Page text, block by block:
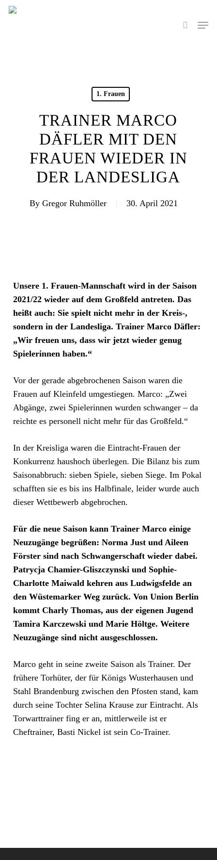
Skip
search
Menu
1. Frauen
TRAINER MARCO
DÄFLER MIT DEN
FRAUEN WIEDER IN
DER LANDESLIGA
By Gregor Ruhmöller 30. April 2021
Unsere 1. Frauen-Mannschaft wird in der Saison
2021/22 wieder auf dem Großfeld antreten. Das
heißt auch: Sie spielt nicht mehr in der Kreis-,
sondern in der Landesliga. Trainer Marco Däfler:
„Wir freuen uns, dass wir jetzt wieder genug
Spielerinnen haben.“
Vor der gerade abgebrochenen Saison waren die
Frauen auf Kleinfeld umgestiegen. Marco: „Zwei
Abgänge, zwei Spielerinnen wurden schwanger – da
reichte es personell nicht mehr für das Großfeld.“
In der Kreisliga waren die Eintracht-Frauen der
Konkurrenz haushoch überlegen. Die Bilanz bis zum
Saisonabbruch: sieben Spiele, sieben Siege. Im Pokal
schafften sie es bis ins Halbfinale, leider wurde auch
dieser Wettbewerb abgebrochen.
Für die neue Saison kann Trainer Marco einige
Neuzugänge begrüßen: Norma Just und Aileen
Förster sind nach Schwangerschaft wieder dabei.
Patrycja Chamier-Gliszczynski und Sophie-
Charlotte Maiwald kehren aus Ludwigsfelde an
den Wüstemarker Weg zurück. Von Union Berlin
kommt Charly Thomas, aus der eigenen Jugend
Tamira Karczewski und Marie Höltge. Weitere
Neuzugänge sind nicht ausgeschlossen.
Marco geht in seine zweite Saison als Trainer. Der
frühere Torhüter, der für Königs Wusterhausen und
Stahl Brandenburg zwischen den Pfosten stand, kam
durch seine Tochter Selina Krause zur Eintracht. Als
Torwarttrainer fing er an, mittlerweile ist er
Cheftrainer, Basti Nickel ist sein Co-Trainer.